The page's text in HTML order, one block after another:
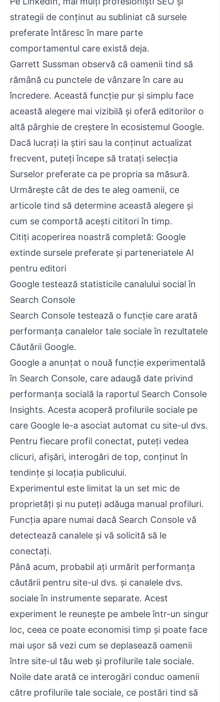
strategii de conținut au subliniat că sursele
preferate întăresc în mare parte
comportamentul care există deja.
Garrett Sussman observă că oamenii tind să
rămână cu punctele de vânzare în care au
încredere. Această funcție pur și simplu face
această alegere mai vizibilă și oferă editorilor o
altă pârghie de creștere în ecosistemul Google.
Dacă lucrați la știri sau la conținut actualizat
frecvent, puteți începe să tratați selecția
Surselor preferate ca pe propria sa măsură.
Urmărește cât de des te aleg oamenii, ce
articole tind să determine această alegere și
cum se comportă acești cititori în timp.
Citiți acoperirea noastră completă: Google
extinde sursele preferate și parteneriatele AI
pentru editori
Google testează statisticile canalului social în
Search Console
Search Console testează o funcție care arată
performanța canalelor tale sociale în rezultatele
Căutării Google.
Google a anunțat o nouă funcție experimentală
în Search Console, care adaugă date privind
performanța socială la raportul Search Console
Insights. Acesta acoperă profilurile sociale pe
care Google le-a asociat automat cu site-ul dvs.
Pentru fiecare profil conectat, puteți vedea
clicuri, afișări, interogări de top, conținut în
tendințe și locația publicului.
Experimentul este limitat la un set mic de
proprietăți și nu puteți adăuga manual profiluri.
Funcția apare numai dacă Search Console vă
detectează canalele și vă solicită să le
conectați.
Până acum, probabil ați urmărit performanța
căutării pentru site-ul dvs. și canalele dvs.
sociale în instrumente separate. Acest
experiment le reunește pe ambele într-un singur
loc, ceea ce poate economisi timp și poate face
mai ușor să vezi cum se deplasează oamenii
între site-ul tău web și profilurile tale sociale.
Noile date arată ce interogări conduc oamenii
către profilurile tale sociale, ce postări tind să